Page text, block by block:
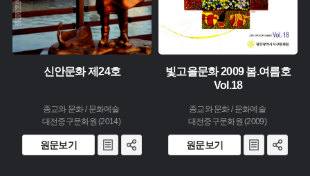
신안문화 제24호
종교와 문화 / 문화예술
대전중구문화원 (2014)
원문보기
빛고을문화 2009 봄.여름호
Vol.18
종교와 문화 / 문화예술
대전중구문화원 (2009)
원문보기